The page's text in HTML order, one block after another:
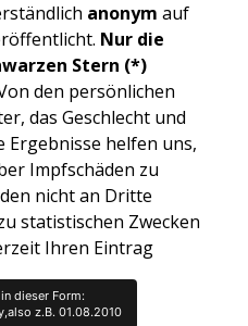
anonym auf
Nur die
Stern (*)
den persönlichen
das Geschlecht und
Ergebnisse helfen uns,
Impfschäden zu
nicht an Dritte
statistischen Zwecken
Ihren Eintrag
dieser Form:
z.B. 01.08.2010